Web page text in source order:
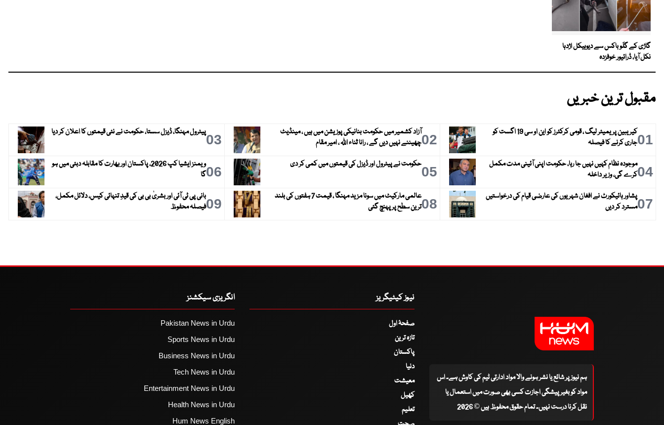
گاڑی کے گلَو باکس سے دیوہیکل اژدہا
نکل آیا، ڈرائیور خوفزدہ
مقبول ترین خبریں
01
کیریبین پریمیئر لیگ ، قومی کرکٹرز کو این او سی 19 اگست کو
جاری کرنے کا فیصلہ
02آزاد کشمیر میں حکومت بنانیکی پوزیشن میں ہیں ، مینڈیٹ
چھیننے نہیں دیں گے ، رانا ثناء اللہ ، امیر مقام
03پیٹرول مہنگا، ڈیزل سستا، حکومت نے نئی قیمتوں کا اعلان کر دیا
04موجودہ نظام کہیں نہیں جا رہا، حکومت اپنی آئینی مدت مکمل
کرے گی، وزیر داخلہ
05حکومت نے پیٹرول اور ڈیزل کی قیمتوں میں کمی کر دی 06
ویمنز ایشیا کپ 2026، پاکستان اور بھارت کا مقابلہ دبئی میں ہو
گا
07پشاور ہائیکورٹ نے افغان شہریوں کی عارضی قیام کی درخواستیں
مسترد کر دیں
08
عالمی مارکیٹ میں سونا مزید مہنگا ، قیمت 7 ہفتوں کی بلند
ترین سطح پر پہنچ گئی
09بانی پی ٹی آئی اور بشریٰ بی بی کی قیدِ تنہائی کیس، دلائل مکمل،
فیصلہ محفوظ
ہم نیوز پر شائع یا نشر ہونے والا مواد ادارتی ٹیم کی کاوش ہے۔ اس
مواد کو بغیر پیشگی اجازت کسی بھی صورت میں استعمال یا
نقل کرنا درست نہیں۔ تمام حقوق محفوظ ہیں © 2026
نیوز کیٹیگریز
صفحۂ اول
تازہ ترین
پاکستان
دنیا
معیشت
کھیل
تعلیم
انگریزی سیکشنز
Pakistan News in Urdu
Sports News in Urdu
Business News in Urdu
Tech News in Urdu
Entertainment News in Urdu
Health News in Urdu
Hum News English